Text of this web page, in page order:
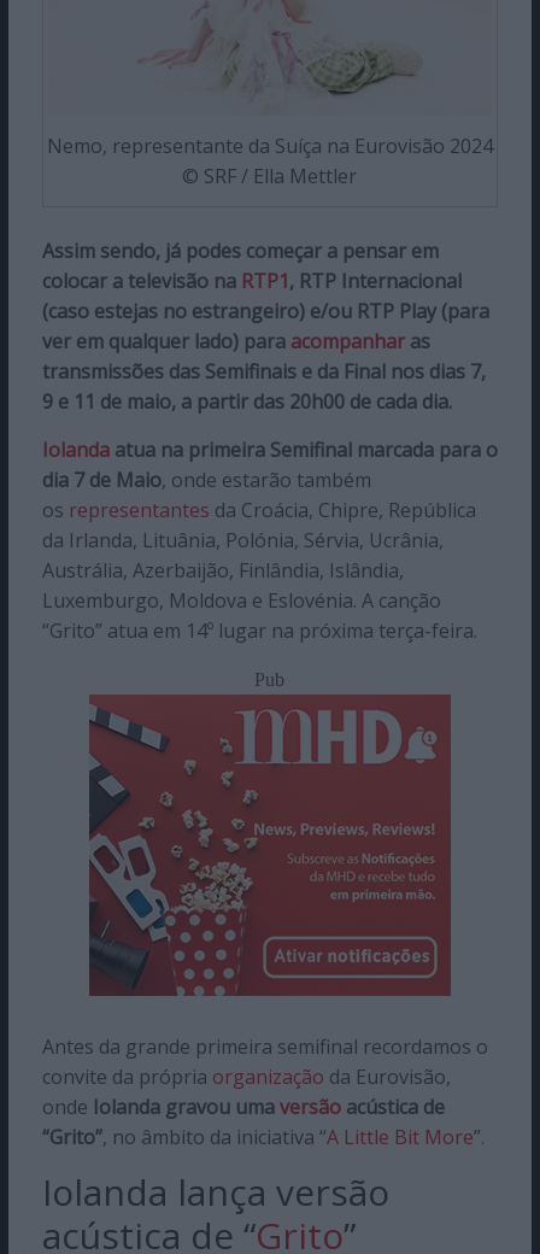
Nemo, representante da Suíça na Eurovisão 2024
© SRF / Ella Mettler
Assim sendo, já podes começar a pensar em
colocar a televisão na RTP1, RTP Internacional
(caso estejas no estrangeiro) e/ou RTP Play (para
ver em qualquer lado) para acompanharas
transmissões das Semifinais e da Final nos dias 7,
9 e 11 de maio, a partir das 20h00 de cada dia.
Iolandaatua na primeira Semifinal marcada para o
dia 7 de Maio, onde estarão também
os representantes da Croácia, Chipre, República
da Irlanda, Lituânia, Polónia, Sérvia, Ucrânia,
Austrália, Azerbaijão, Finlândia, Islândia,
Luxemburgo, Moldova e Eslovénia. A canção
“Grito” atua em 14º lugar na próxima terça-feira.
Pub
Antes da grande primeira semifinal recordamos o
convite da própria organização da Eurovisão,
onde Iolanda gravou umaversãoacústica de
“Grito”, no âmbito da iniciativa “A Little Bit More”.
Iolanda lança versão
acústica de “Grito”